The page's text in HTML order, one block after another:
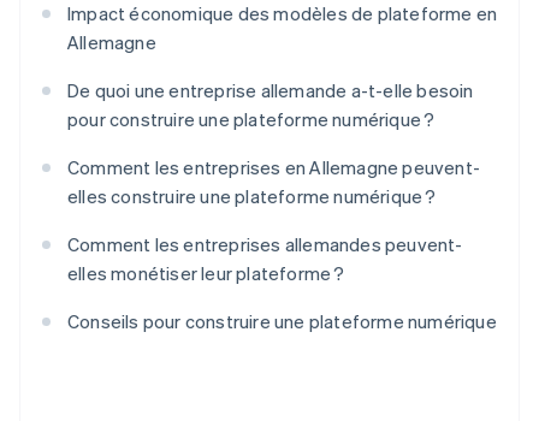
Impact économique des modèles de plateforme en
Allemagne
De quoi une entreprise allemande a-t-elle besoin
pour construire une plateforme numérique ?
Comment les entreprises en Allemagne peuvent-
elles construire une plateforme numérique ?
Comment les entreprises allemandes peuvent-
elles monétiser leur plateforme ?
Conseils pour construire une plateforme numérique